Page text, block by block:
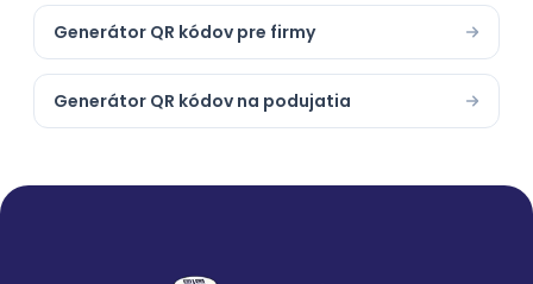
Generátor QR kódov pre firmy
Generátor QR kódov na podujatia